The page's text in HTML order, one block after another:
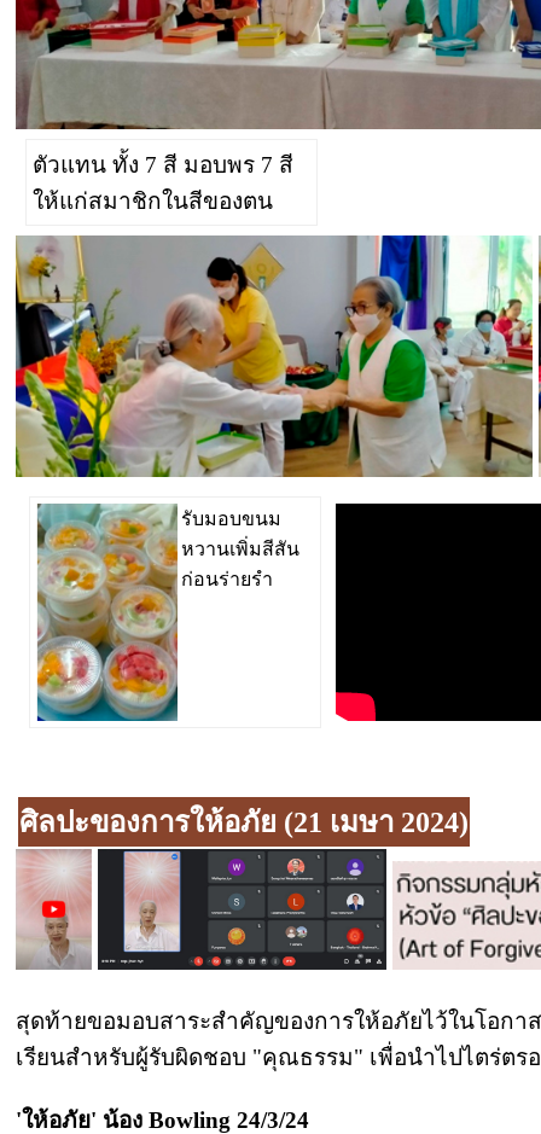
ตัวแทน ทั้ง 7 สี มอบพร 7 สี
ให้แก่สมาชิกในสีของตน
รับมอบขนม
หวานเพิ่มสีสัน
ก่อนร่ายรำ
ศิลปะของการให้อภัย (21 เมษา 2024)
สุดท้ายขอมอบสาระสำคัญของการให้อภัยไว้ในโอกา
เรียนสำหรับผู้รับผิดชอบ "คุณธรรม" เพื่อนำไปไตร่ต
'ให้อภัย' น้อง Bowling 24/3/24